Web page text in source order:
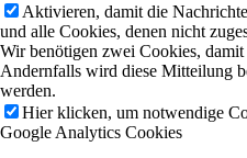
Aktivieren, damit die
und alle Cookies, denen nicht
Wir benötigen zwei Cookies,
Andernfalls wird diese Mitteilung
werden.
Hier klicken, um notwendige
Google Analytics Cookies